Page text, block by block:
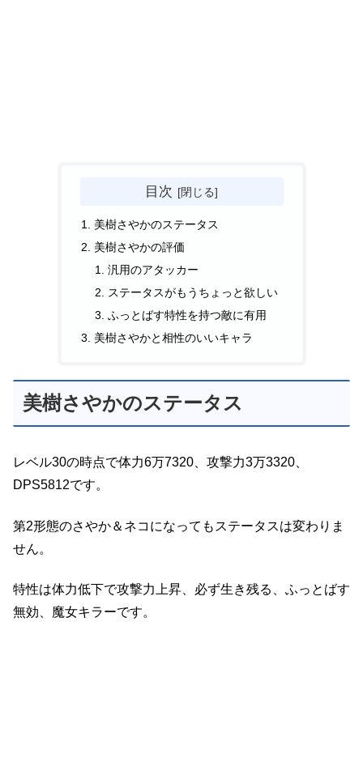
目次
美樹さやかのステータス
美樹さやかの評価
汎用のアタッカー
ステータスがもうちょっと欲しい
ふっとばす特性を持つ敵に有用
美樹さやかと相性のいいキャラ
美樹さやかのステータス
レベル30の時点で体力6万7320、攻撃力3万3320、
DPS5812です。
第2形態のさやか＆ネコになってもステータスは変わりま
せん。
特性は体力低下で攻撃力上昇、必ず生き残る、ふっとばす
無効、魔女キラーです。